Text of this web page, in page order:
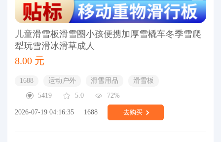
儿童滑雪板滑雪圈小孩便携加厚雪橇车冬季雪爬
犁玩雪滑冰滑草成人
8.00 元
1688 运动户外 滑雪用品
滑雪板
5419
5.0 72%
2026-07-19 04:16:35 1688 去购买